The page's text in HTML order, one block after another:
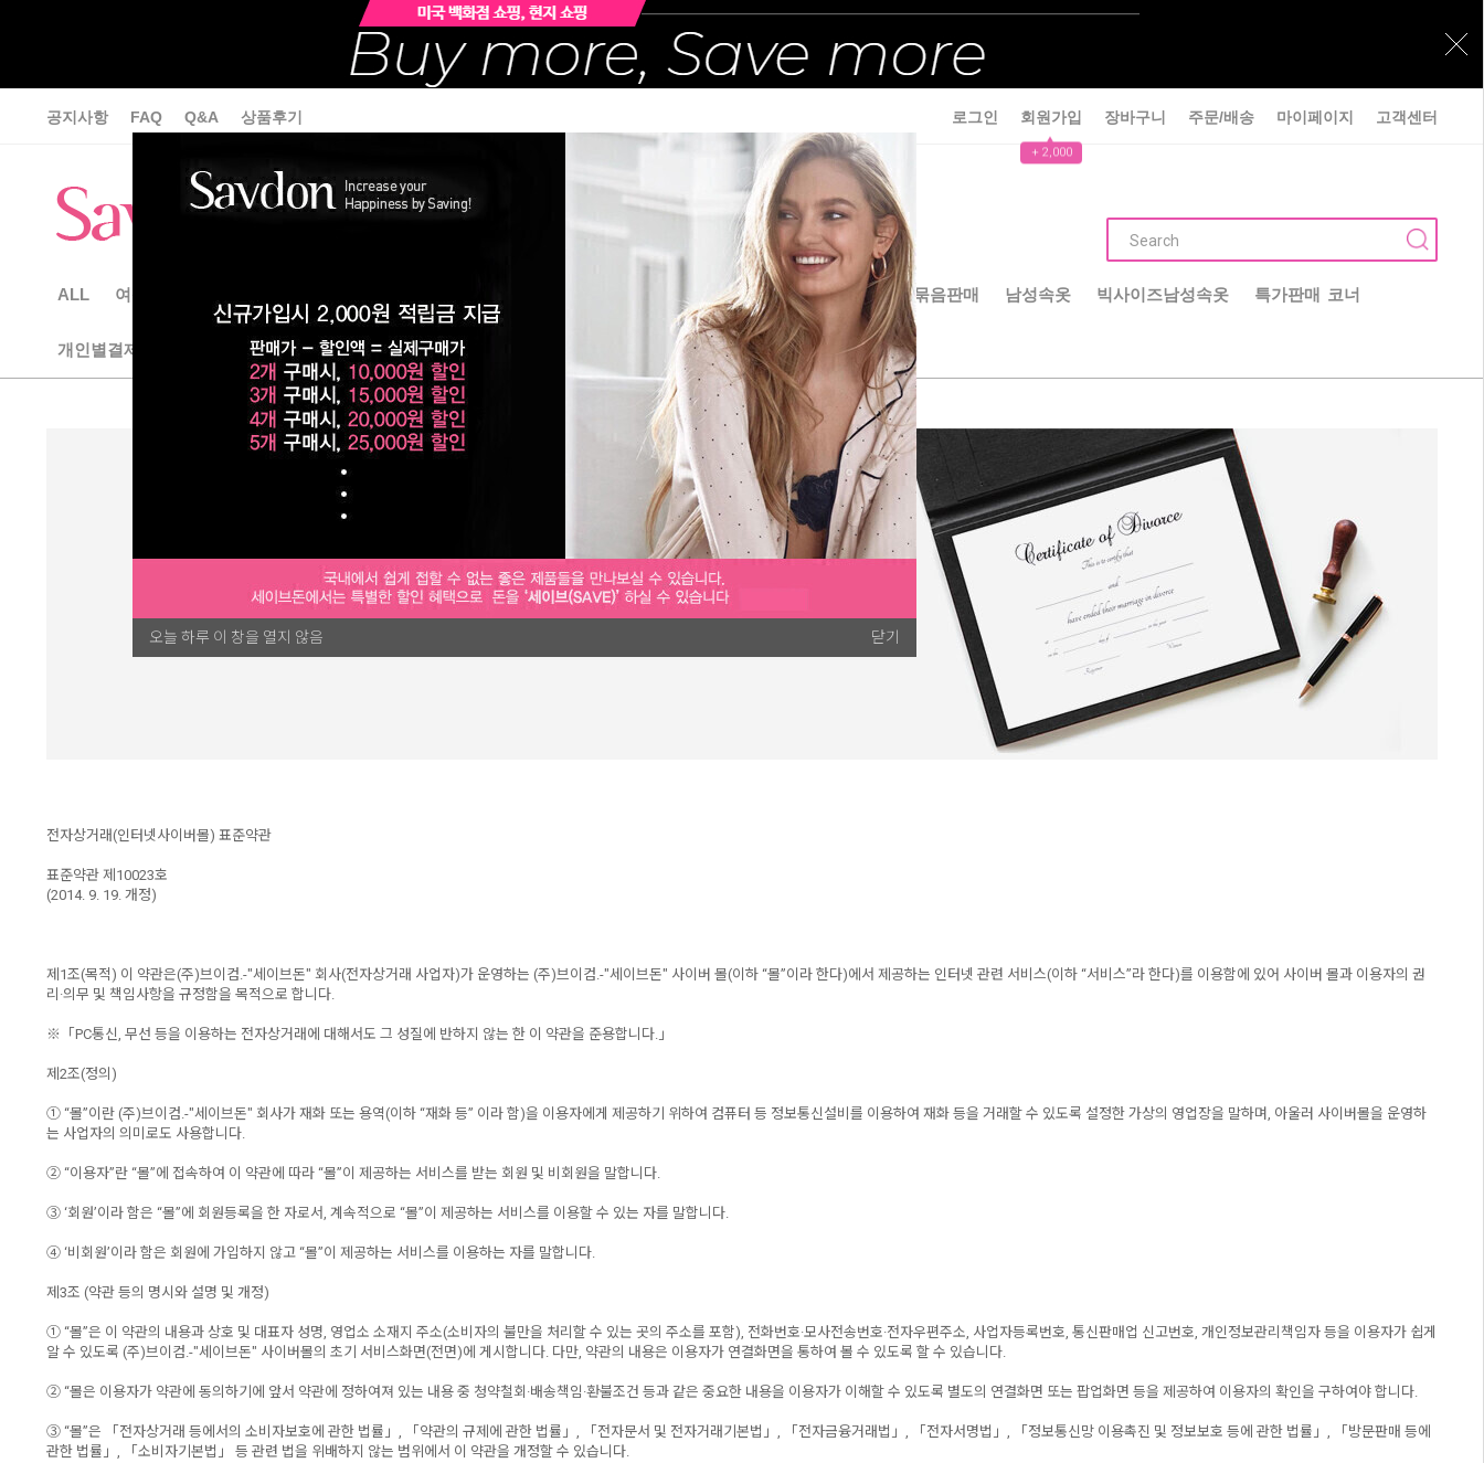
오늘 하루 이 창을 열지 않음 닫기
공지사항 FAQ Q&A 상품후기 로그인 회원가입
▲
+ 2,000
장바구니 주문/배송 마이페이지 고객센터
ALL 여성속옷 빅사이즈섹시란제리& 잠옷가운 남/여 묶음판매 남성속옷 빅사이즈남성속옷 특가판매 코너
개인별결제상품 *인기 수입상품
이용약관
전자상거래(인터넷사이버몰) 표준약관
표준약관 제10023호
(2014. 9. 19. 개정)
제1조(목적) 이 약관은(주)브이컴.-"세이브돈" 회사(전자상거래 사업자)가 운영하는 (주)브이컴.-"세이브돈" 사이버 몰(이하 “몰”이라 한다)에서 제공하는 인터넷 관련 서비스(이하 “서비스”라 한다)를 이용함에 있어 사이버 몰과 이용자의 권
리·의무 및 책임사항을 규정함을 목적으로 합니다.
※「PC통신, 무선 등을 이용하는 전자상거래에 대해서도 그 성질에 반하지 않는 한 이 약관을 준용합니다.」
제2조(정의)
① “몰”이란 (주)브이컴.-"세이브돈" 회사가 재화 또는 용역(이하 “재화 등” 이라 함)을 이용자에게 제공하기 위하여 컴퓨터 등 정보통신설비를 이용하여 재화 등을 거래할 수 있도록 설정한 가상의 영업장을 말하며, 아울러 사이버몰을 운영하
는 사업자의 의미로도 사용합니다.
② “이용자”란 “몰”에 접속하여 이 약관에 따라 “몰”이 제공하는 서비스를 받는 회원 및 비회원을 말합니다.
③ ‘회원’이라 함은 “몰”에 회원등록을 한 자로서, 계속적으로 “몰”이 제공하는 서비스를 이용할 수 있는 자를 말합니다.
④ ‘비회원’이라 함은 회원에 가입하지 않고 “몰”이 제공하는 서비스를 이용하는 자를 말합니다.
제3조 (약관 등의 명시와 설명 및 개정)
① “몰”은 이 약관의 내용과 상호 및 대표자 성명, 영업소 소재지 주소(소비자의 불만을 처리할 수 있는 곳의 주소를 포함), 전화번호·모사전송번호·전자우편주소, 사업자등록번호, 통신판매업 신고번호, 개인정보관리책임자 등을 이용자가 쉽게
알 수 있도록 (주)브이컴.-"세이브돈" 사이버몰의 초기 서비스화면(전면)에 게시합니다. 다만, 약관의 내용은 이용자가 연결화면을 통하여 볼 수 있도록 할 수 있습니다.
② “몰은 이용자가 약관에 동의하기에 앞서 약관에 정하여져 있는 내용 중 청약철회·배송책임·환불조건 등과 같은 중요한 내용을 이용자가 이해할 수 있도록 별도의 연결화면 또는 팝업화면 등을 제공하여 이용자의 확인을 구하여야 합니다.
③ “몰”은 「전자상거래 등에서의 소비자보호에 관한 법률」, 「약관의 규제에 관한 법률」, 「전자문서 및 전자거래기본법」, 「전자금융거래법」, 「전자서명법」, 「정보통신망 이용촉진 및 정보보호 등에 관한 법률」, 「방문판매 등에
관한 법률」, 「소비자기본법」 등 관련 법을 위배하지 않는 범위에서 이 약관을 개정할 수 있습니다.